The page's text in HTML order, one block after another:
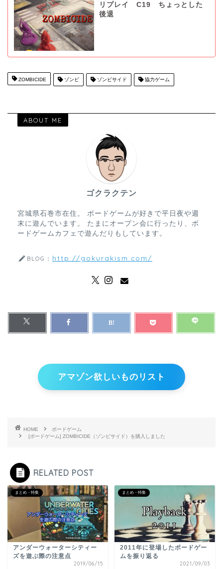
リプレイ C19 ちょっとした
後退
ZOMBICIDE ゾンビ ゾンビサイド 協力ゲーム
ABOUT ME
ゴクラクテン
宮城県石巻市在住。 ボードゲームが好きで平日夜や週
末に遊んでいます。 たまにオープン会に行ったり、ボ
ードゲームカフェで遊んだりもしています。
BLOG： http://gokurakism.com/
アマゾン欲しいものリスト
HOME
ボードゲーム
[ボードゲーム] ZOMBICIDE（ゾンビサイド）を購入しました
RELATED POST
まとめ・特集
アンダーウォーターシティー
ズを遊ぶ際の注意点
2019/06/15
まとめ・特集
2011年に登場したボードゲー
ムを振り返る
2021/09/03